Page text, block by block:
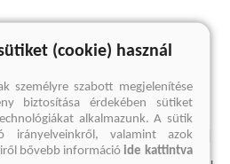
nincs találat
Elállási felmondási nyilatkozat
(cookie) használ
személyre szabott megjelenítése
biztosítása érdekében sütiket
alkalmazunk. A sütik
irányelveinkről, valamint azok
bővebb információide kattintva